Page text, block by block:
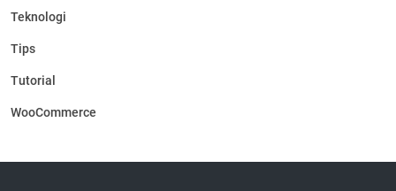
Teknologi
Tips
Tutorial
WooCommerce